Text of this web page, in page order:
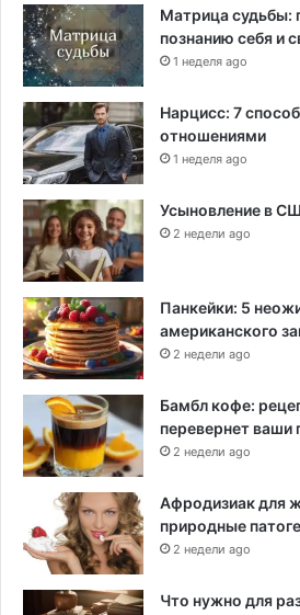
Матрица судьбы:
познанию себя и
1 неделя ago
Нарцисс: 7
отношениями
1 неделя ago
Усыновление в
2 недели ago
Панкейки: 5
американского
2 недели ago
Бамбл кофе:
перевернет ваши
2 недели ago
Афродизиак для
природные
2 недели ago
Что нужно для